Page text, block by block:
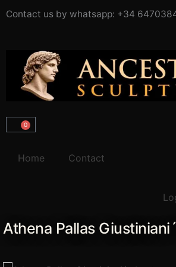
Contact us by whatsapp: +34
0
Carrito
Home Contact
Athena Pallas